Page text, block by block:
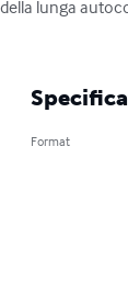
lunga
Format